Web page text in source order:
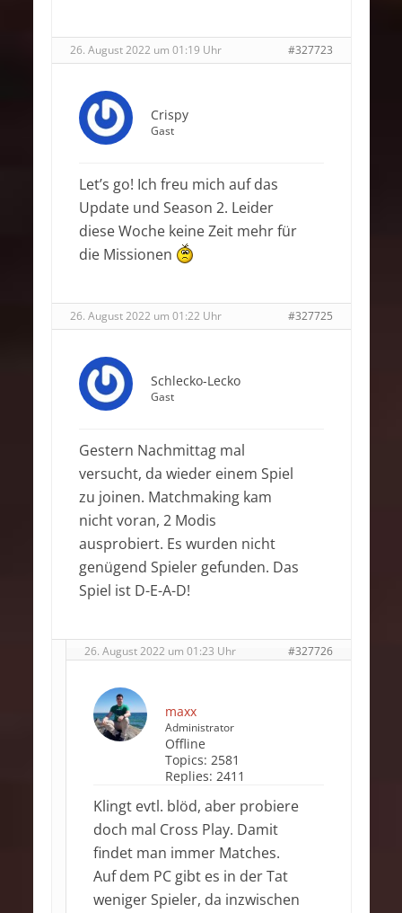
26. August 2022 um 01:19 Uhr #327723
Crispy
Gast
Let’s go! Ich freu mich auf das
Update und Season 2. Leider
diese Woche keine Zeit mehr für
die Missionen
26. August 2022 um 01:22 Uhr #327725
Schlecko-Lecko
Gast
Gestern Nachmittag mal
versucht, da wieder einem Spiel
zu joinen. Matchmaking kam
nicht voran, 2 Modis
ausprobiert. Es wurden nicht
genügend Spieler gefunden. Das
Spiel ist D-E-A-D!
26. August 2022 um 01:23 Uhr #327726
maxx
Administrator
Offline
Topics: 2581
Replies: 2411
Klingt evtl. blöd, aber probiere
doch mal Cross Play. Damit
findet man immer Matches.
Auf dem PC gibt es in der Tat
weniger Spieler, da inzwischen